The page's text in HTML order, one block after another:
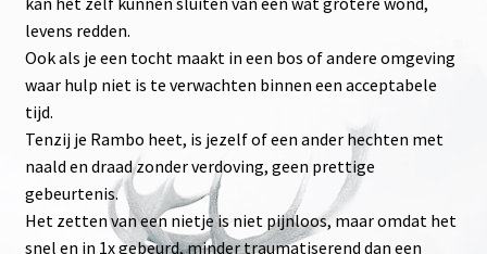
levens redden.
Ook als je een tocht maakt in een bos of andere omgeving
waar hulp niet is te verwachten binnen een acceptabele
tijd.
Tenzij je Rambo heet, is jezelf of een ander hechten met
naald en draad zonder verdoving, geen prettige
gebeurtenis.
Het zetten van een nietje is niet pijnloos, maar omdat het
snel en in 1x gebeurd, minder traumatiserend dan een